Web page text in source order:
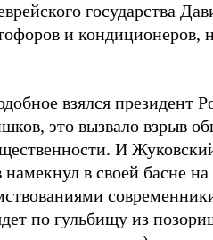
государства
и кондиционеров,
взялся президент
это вызвало взрыв
И
в своей басне
по гульбищу из